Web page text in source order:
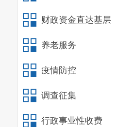
财政资金直达基层
养老服务
疫情防控
调查征集
行政事业性收费